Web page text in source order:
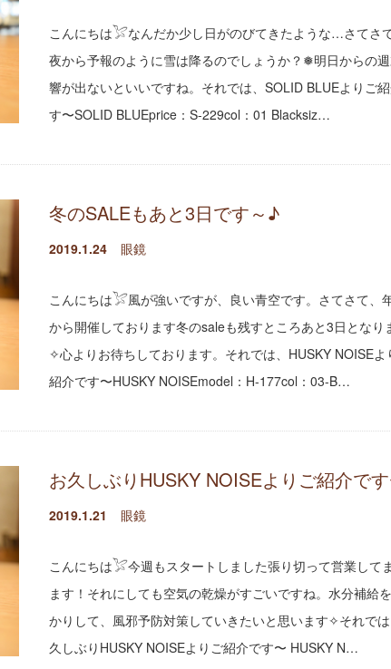
こんにちは𓅯なんだか少し日がのびてきたような…さてさ
夜から予報のように雪は降るのでしょうか？❅明日からの
響が出ないといいですね。それでは、SOLID BLUEよりご
す〜SOLID BLUEprice：S-229col：01 Blacksiz…
冬のSALEもあと3日です～♪
2019.1.24 眼鏡
こんにちは𓅯風が強いですが、良い青空です。さてさて、
から開催しております冬のsaleも残すところあと3日となり
✧心よりお待ちしております。それでは、HUSKY NOISEよ
紹介です〜HUSKY NOISEmodel：H-177col：03-B…
お久しぶりHUSKY NOISEよりご紹介で
2019.1.21 眼鏡
こんにちは𓅯今週もスタートしました張り切って営業して
ます！それにしても空気の乾燥がすごいですね。水分補給
かりして、風邪予防対策していきたいと思います✧それで
久しぶりHUSKY NOISEよりご紹介です〜 HUSKY N…